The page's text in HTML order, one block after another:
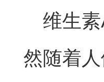
维生素
然随着